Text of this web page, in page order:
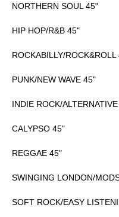
NORTHERN SOUL 45"
HIP HOP/R&B 45"
ROCKABILLY/ROCK&ROLL
PUNK/NEW WAVE 45"
INDIE ROCK/
CALYPSO 45"
REGGAE 45"
SWINGING LONDON/
SOFT ROCK/EASY